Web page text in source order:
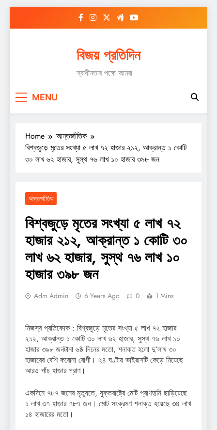
বিজয় প্রতিদিন
স্বাধীনতার পক্ষে আমরা
MENU
Home
আন্তর্জাতিক
বিশ্বজুড়ে মৃতের সংখ্যা ৫ লাখ ৭২ হাজার ২১২, আক্রান্ত ১ কোটি
৩০ লাখ ৬২ হাজার, সুস্থ ৭৬ লাখ ১০ হাজার ৩৯৮ জন
আন্তর্জাতিক
বিশ্বজুড়ে মৃতের সংখ্যা ৫ লাখ ৭২
হাজার ২১২, আক্রান্ত ১ কোটি ৩০
লাখ ৬২ হাজার, সুস্থ ৭৬ লাখ ১০
হাজার ৩৯৮ জন
Adm Admin 6 Years Ago 0 1 Mins
নিজস্ব প্রতিবেদক : বিশ্বজুড়ে মৃতের সংখ্যা ৫ লাখ ৭২ হাজার
২১২, আক্রান্ত ১ কোটি ৩০ লাখ ৬২ হাজার, সুস্থ ৭৬ লাখ ১০
হাজার ৩৯৮ জনটানা ৬ষ্ঠ দিনের মতো, শনাক্ত হলো দু’লাখ ৩০
হাজারের বেশি করোনা রোগী। ২৪ ঘণ্টায় ভাইরাসটি কেড়ে নিয়েছে
আরও পাঁচ হাজার প্রাণ।
একদিনে ৭৮৭ জনের মৃত্যুতে, যুক্তরাষ্ট্রে মোট প্রাণহানি ছাড়িয়েছে
১ লাখ ৩৭ হাজার ৭৮৭ জন। মোট সংক্রমণ শনাক্ত হয়েছে ৩৪ লাখ
১৪ হাজারের মতো।